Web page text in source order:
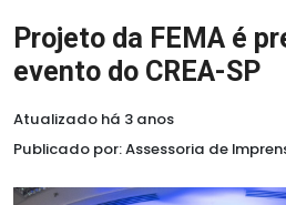
Projeto da FEMA é
evento do CREA-SP
Atualizado há 3 anos
Publicado por: Assessoria de